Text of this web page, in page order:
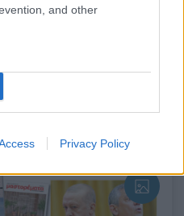
and other
Privacy Policy